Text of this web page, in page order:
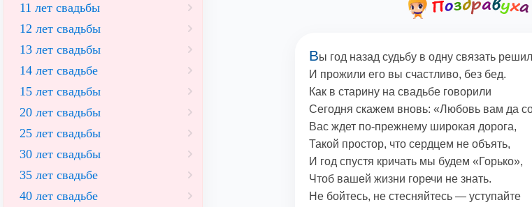
Вы год назад судьбу в одну связать
И прожили его вы счастливо, без бед.
Как в старину на свадьбе говорили
Сегодня скажем вновь: «Любовь вам да
Вас ждет по-прежнему широкая дорога,
Такой простор, что сердцем не объять,
И год спустя кричать мы будем «Горько»,
Чтоб вашей жизни горечи не знать.
Не бойтесь, не стесняйтесь — уступайте
11 лет свадьбы
12 лет свадьбы
13 лет свадьбы
14 лет свадьбе
15 лет свадьбы
20 лет свадьбы
25 лет свадьбы
30 лет свадьбы
35 лет свадьбе
40 лет свадьбе